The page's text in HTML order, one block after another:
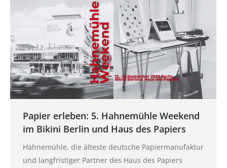
Papier erleben: 5. Hahnemühle Weekend
im Bikini Berlin und Haus des Papiers
Hahnemühle, die älteste deutsche Papiermanufaktur
und langfristiger Partner des Haus des Papiers